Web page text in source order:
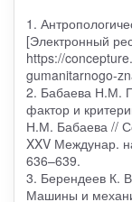
1.
[Электронный
https://
gumanitarnogo-
2. Бабаева Н.М.
фактор и
Н.М. Бабаева //
XXV Междунар.
636–639.
3. Берендеев К.
Машины и